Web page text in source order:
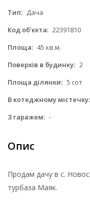
Тип: Дача
Код об'єкта: 22391810
Площа: 45 кв.м.
Поверхів в будинку: 2
Площа ділянки: 5 сот
В котеджному містечку:
З гаражем: -
Опис
Продам дачу в с.
турбаза Маяк.